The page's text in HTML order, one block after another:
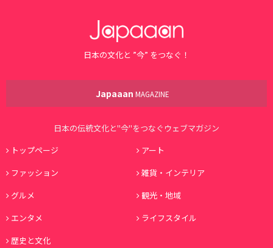
日本の文化と ”今” をつなぐ！
Japaaan MAGAZINE
日本の伝統文化と"今"をつなぐウェブマガジン
トップページ
アート
ファッション
雑貨・インテリア
グルメ
観光・地域
エンタメ
ライフスタイル
歴史と文化